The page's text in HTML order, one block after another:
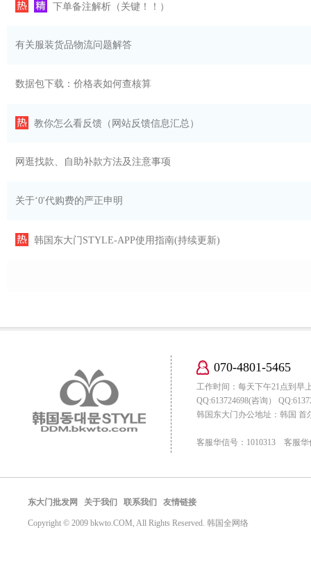
下单备注解析（关键！！）
有关服装货品物流问题解答
数据包下载：价格表如何查核算
教你怎么看反馈（网站反馈信息汇总）
网逛找款、自助补款方法及注意事项
关于‘0'代购费的严正申明
韩国东大门STYLE-APP使用指南(持续更新)
070-4801-5465
工作时间：每天下午21点到早
QQ:613724698(咨询）
韩国东大门办公地址：韩国 首
客服华信号：1010313 客服华
东大门批发网 关于我们 联系我们 友情链接
Copyright © 2009 bkwto.COM, All Rights Reserved. 韩国全网络